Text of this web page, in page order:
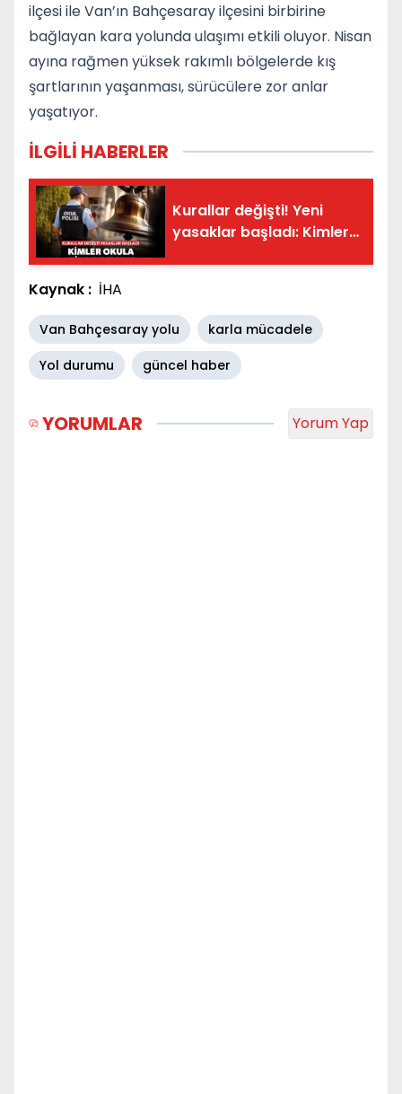
ilçesi ile Van’ın Bahçesaray ilçesini birbirine
bağlayan kara yolunda ulaşımı etkili oluyor. Nisan
ayına rağmen yüksek rakımlı bölgelerde kış
şartlarının yaşanması, sürücülere zor anlar
yaşatıyor.
İLGİLİ HABERLER
Kurallar değişti! Yeni
yasaklar başladı: Kimler
Kaynak : İHA
Van Bahçesaray yolu
karla mücadele
Yol durumu
güncel haber
YORUMLAR Yorum Yap